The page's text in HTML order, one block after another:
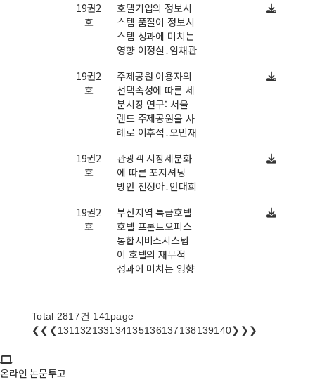
19권2
호
호텔기업의 정보시
스템 품질이 정보시
스템 성과에 미치는
영향 이정실․임채관
19권2
호
주제공원 이용자의
선택속성에 따른 세
분시장 연구: 서울
랜드 주제공원을 사
례로 이후석․오민재
19권2
호
관광객 시장세분화
에 따른 포지셔닝
방안 전정아․안대희
19권2
호
부산지역 특급호텔
호텔 프론트오피스
통합서비스시스템
이 호텔의 재무적
성과에 미치는 영향
Total 2817건 141page
❮❮ ❮131 132133134135136137138139140❯ ❯❯
온라인 논문투고